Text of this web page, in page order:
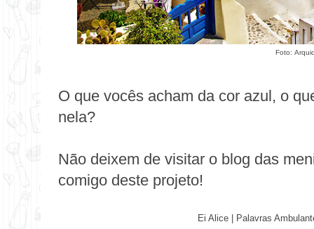
Foto:
O que vocês acham da cor azul, o
nela?
Não deixem de visitar o blog das
comigo deste projeto!
Ei Alice| Palavras